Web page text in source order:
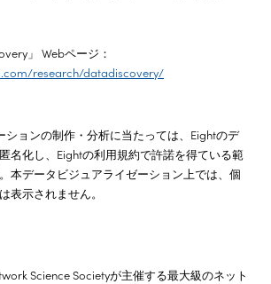
」 Webページ：
research/datadiscovery/
ションの制作・分析に当たっては、Eightのデ
名化し、Eightの利用規約で許諾を得ている範
本データビジュアライゼーション上では、個
表示されません。
Science Societyが主催する最大級のネット